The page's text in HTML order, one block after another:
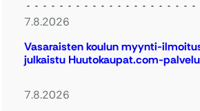
7.8.2026
Vasaraisten koulun myynti-
julkaistu Huutokaupat.com-
7.8.2026